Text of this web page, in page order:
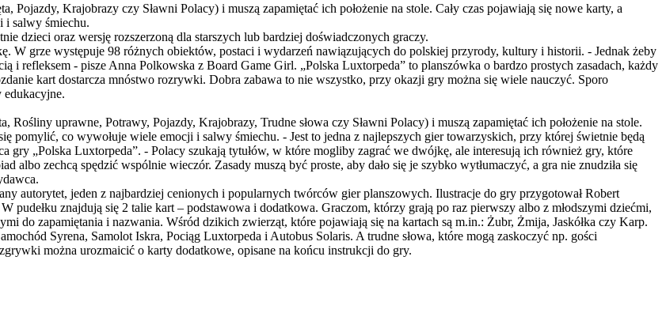
Pojazdy, Krajobrazy czy Sławni Polacy) i muszą zapamiętać ich położenie na stole. Cały czas pojawiają się nowe karty, a
i salwy śmiechu.
dzieci oraz wersję rozszerzoną dla starszych lub bardziej doświadczonych graczy.
W grze występuje 98 różnych obiektów, postaci i wydarzeń nawiązujących do polskiej przyrody, kultury i historii. - Jednak żeby
i refleksem - pisze Anna Polkowska z Board Game Girl. „Polska Luxtorpeda” to planszówka o bardzo prostych zasadach, każdy
kart dostarcza mnóstwo rozrywki. Dobra zabawa to nie wszystko, przy okazji gry można się wiele nauczyć. Sporo
uprawne, Potrawy, Pojazdy, Krajobrazy, Trudne słowa czy Sławni Polacy) i muszą zapamiętać ich położenie na stole.
pomylić, co wywołuje wiele emocji i salwy śmiechu. - Jest to jedna z najlepszych gier towarzyskich, przy której świetnie będą
gry „Polska Luxtorpeda”. - Polacy szukają tytułów, w które mogliby zagrać we dwójkę, ale interesują ich również gry, które
albo zechcą spędzić wspólnie wieczór. Zasady muszą być proste, aby dało się je szybko wytłumaczyć, a gra nie znudziła się
autorytet, jeden z najbardziej cenionych i popularnych twórców gier planszowych. Ilustracje do gry przygotował Robert
pudełku znajdują się 2 talie kart – podstawowa i dodatkowa. Graczom, którzy grają po raz pierwszy albo z młodszymi dziećmi,
do zapamiętania i nazwania. Wśród dzikich zwierząt, które pojawiają się na kartach są m.in.: Żubr, Żmija, Jaskółka czy Karp.
Syrena, Samolot Iskra, Pociąg Luxtorpeda i Autobus Solaris. A trudne słowa, które mogą zaskoczyć np. gości
można urozmaicić o karty dodatkowe, opisane na końcu instrukcji do gry.